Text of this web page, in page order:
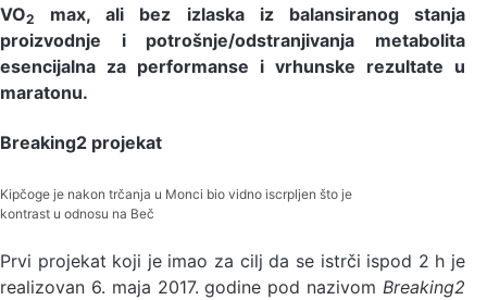
VO2
max, ali bez izlaska iz balansiranog stanja
proizvodnje i potrošnje/odstranjivanja metabolita
esencijalna za performanse i vrhunske rezultate u
maratonu.
Breaking2 projekat
Kipčoge je nakon trčanja u Monci bio vidno iscrpljen što je
kontrast u odnosu na Beč
Prvi projekat koji je imao za cilj da se istrči ispod 2 h je
realizovan 6. maja 2017. godine pod nazivom Breaking2